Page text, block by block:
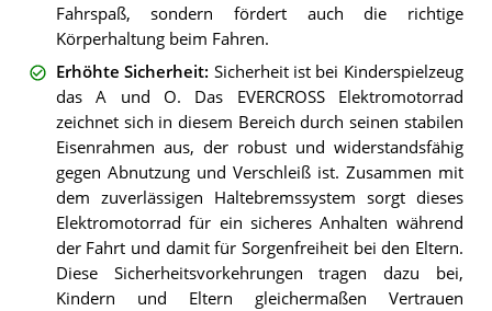
Fahrspaß, sondern fördert auch die richtige
Körperhaltung beim Fahren.
Erhöhte Sicherheit: Sicherheit ist bei Kinderspielzeug
das A und O. Das EVERCROSS Elektromotorrad
zeichnet sich in diesem Bereich durch seinen stabilen
Eisenrahmen aus, der robust und widerstandsfähig
gegen Abnutzung und Verschleiß ist. Zusammen mit
dem zuverlässigen Haltebremssystem sorgt dieses
Elektromotorrad für ein sicheres Anhalten während
der Fahrt und damit für Sorgenfreiheit bei den Eltern.
Diese Sicherheitsvorkehrungen tragen dazu bei,
Kindern und Eltern gleichermaßen Vertrauen